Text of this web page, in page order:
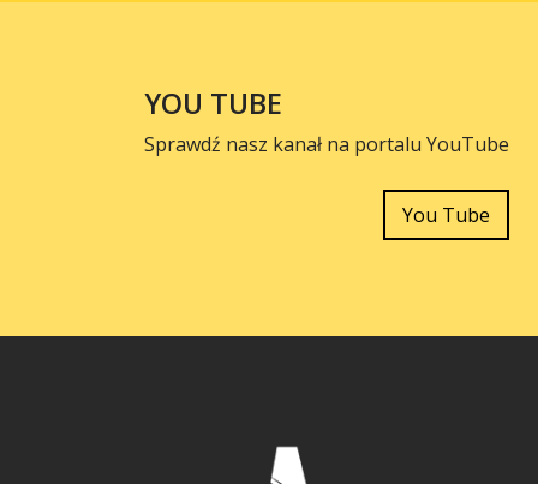
YOU TUBE
Sprawdź nasz kanał na portalu YouTube
You Tube